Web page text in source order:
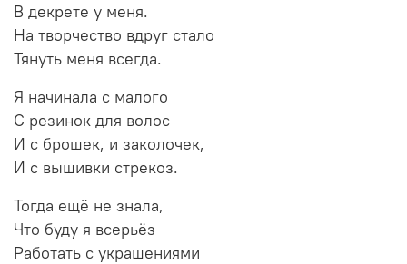
В декрете у меня.
На творчество вдруг стало
Тянуть меня всегда.
Я начинала с малого
С резинок для волос
И с брошек, и заколочек,
И с вышивки стрекоз.
Тогда ещё не знала,
Что буду я всерьёз
Работать с украшениями